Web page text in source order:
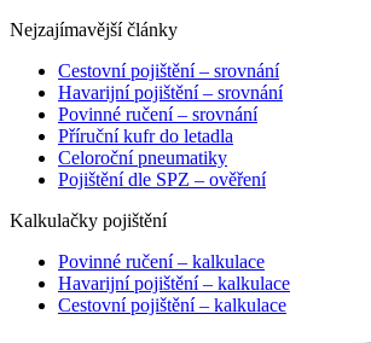
Nejzajímavější články
Cestovní pojištění – srovnání
Havarijní pojištění – srovnání
Povinné ručení – srovnání
Příruční kufr do letadla
Celoroční pneumatiky
Pojištění dle SPZ – ověření
Kalkulačky pojištění
Povinné ručení – kalkulace
Havarijní pojištění – kalkulace
Cestovní pojištění – kalkulace